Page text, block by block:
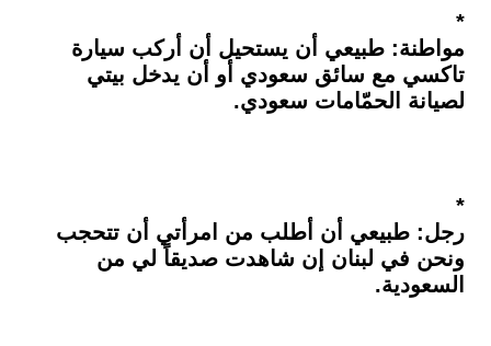
*
مواطنة: طبيعي أن يستحيل أن أركب سيارة
تاكسي مع سائق سعودي أو أن يدخل بيتي
لصيانة الحمّامات سعودي.
*
رجل: طبيعي أن أطلب من امرأتي أن تتحجب
ونحن في لبنان إن شاهدت صديقاً لي من
السعودية.